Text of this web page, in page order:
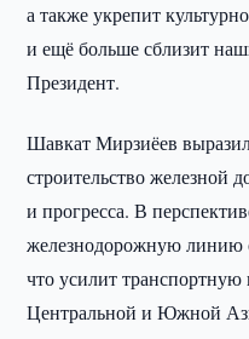
а также укрепит
и ещё больше сблизит
Президент.
Шавкат Мирзиёев
строительство железной
и прогресса. В
железнодорожную линию
что усилит транспортную
Центральной и Южной